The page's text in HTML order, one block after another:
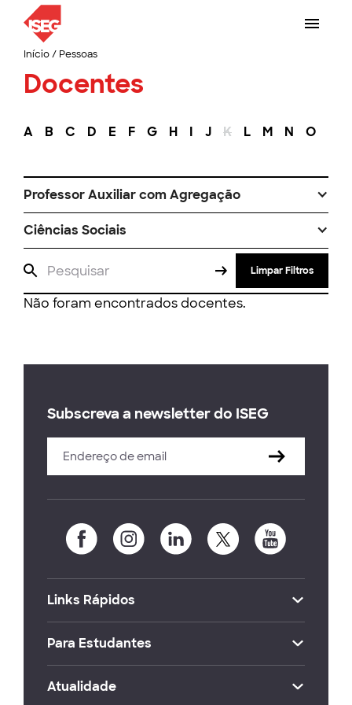
Início/ Pessoas
Docentes
A B C D E F G H I J K L M N O
Professor Auxiliar com Agregação
Ciências Sociais
Limpar Filtros
Não foram encontrados docentes.
Subscreva a newsletter do ISEG
Links Rápidos
Para Estudantes
Atualidade